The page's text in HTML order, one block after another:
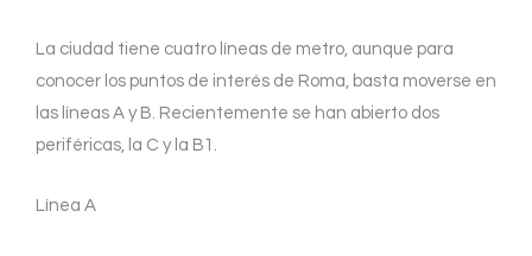
La ciudad tiene cuatro líneas de metro, aunque para
conocer los puntos de interés de Roma, basta moverse en
las líneas A y B. Recientemente se han abierto dos
periféricas, la C y la B1.
Línea A